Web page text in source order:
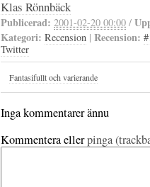
Klas Rönnbäck
Publicerad: 2001-02-20 00:00 /
Kategori: Recension | Recension:
Twitter
Fantasifullt och varierande
Inga kommentarer ännu
Kommentera ellerpinga